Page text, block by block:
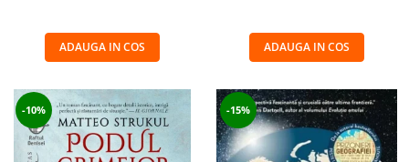
ADAUGA IN COS ADAUGA IN COS
-10% -15%